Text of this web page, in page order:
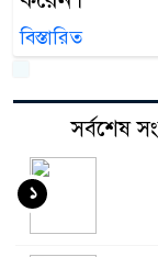
বিস্তারিত
সর্বশেষ
১